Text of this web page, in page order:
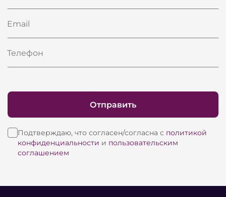
Email
Телефон
Подтверждаю, что согласен/согласна с политикой
конфиденциальности и пользовательским
соглашением
Отправить